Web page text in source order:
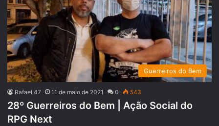
Guerreiros do Bem
Rafael 47 11 de maio de 2021 0 543
28º Guerreiros do Bem | Ação Social do
RPG Next